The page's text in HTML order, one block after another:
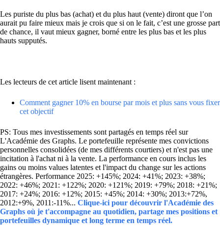
Les puriste du plus bas (achat) et du plus haut (vente) diront que l’on
aurait pu faire mieux mais je crois que si on le fait, c’est une grosse part
de chance, il vaut mieux gagner, borné entre les plus bas et les plus
hauts supputés.
Les lecteurs de cet article lisent maintenant :
Comment gagner 10% en bourse par mois et plus sans vous fixer
cet objectif
PS: Tous mes investissements sont partagés en temps réel sur
L'Académie des Graphs. Le portefeuille représente mes convictions
personnelles consolidées (de mes différents courtiers) et n'est pas une
incitation à l'achat ni à la vente. La performance en cours inclus les
gains ou moins values latentes et l'impact du change sur les actions
étrangères. Performance 2025: +145%; 2024: +41%; 2023: +38%;
2022: +46%; 2021: +122%; 2020: +121%; 2019: +79%; 2018: +21%;
2017: +24%; 2016: +12%; 2015: +45%; 2014: +30%; 2013:+72%,
2012:+9%, 2011:-11%... Clique-ici pour découvrir l'Académie des
Graphs où je t'accompagne au quotidien, partage mes positions et
portefeuilles dynamique et long terme en temps réel.